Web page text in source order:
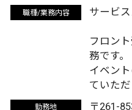
職種/業務内容 サービ
フロン
務です。
イベン
ていただ
勤務地
〒261-